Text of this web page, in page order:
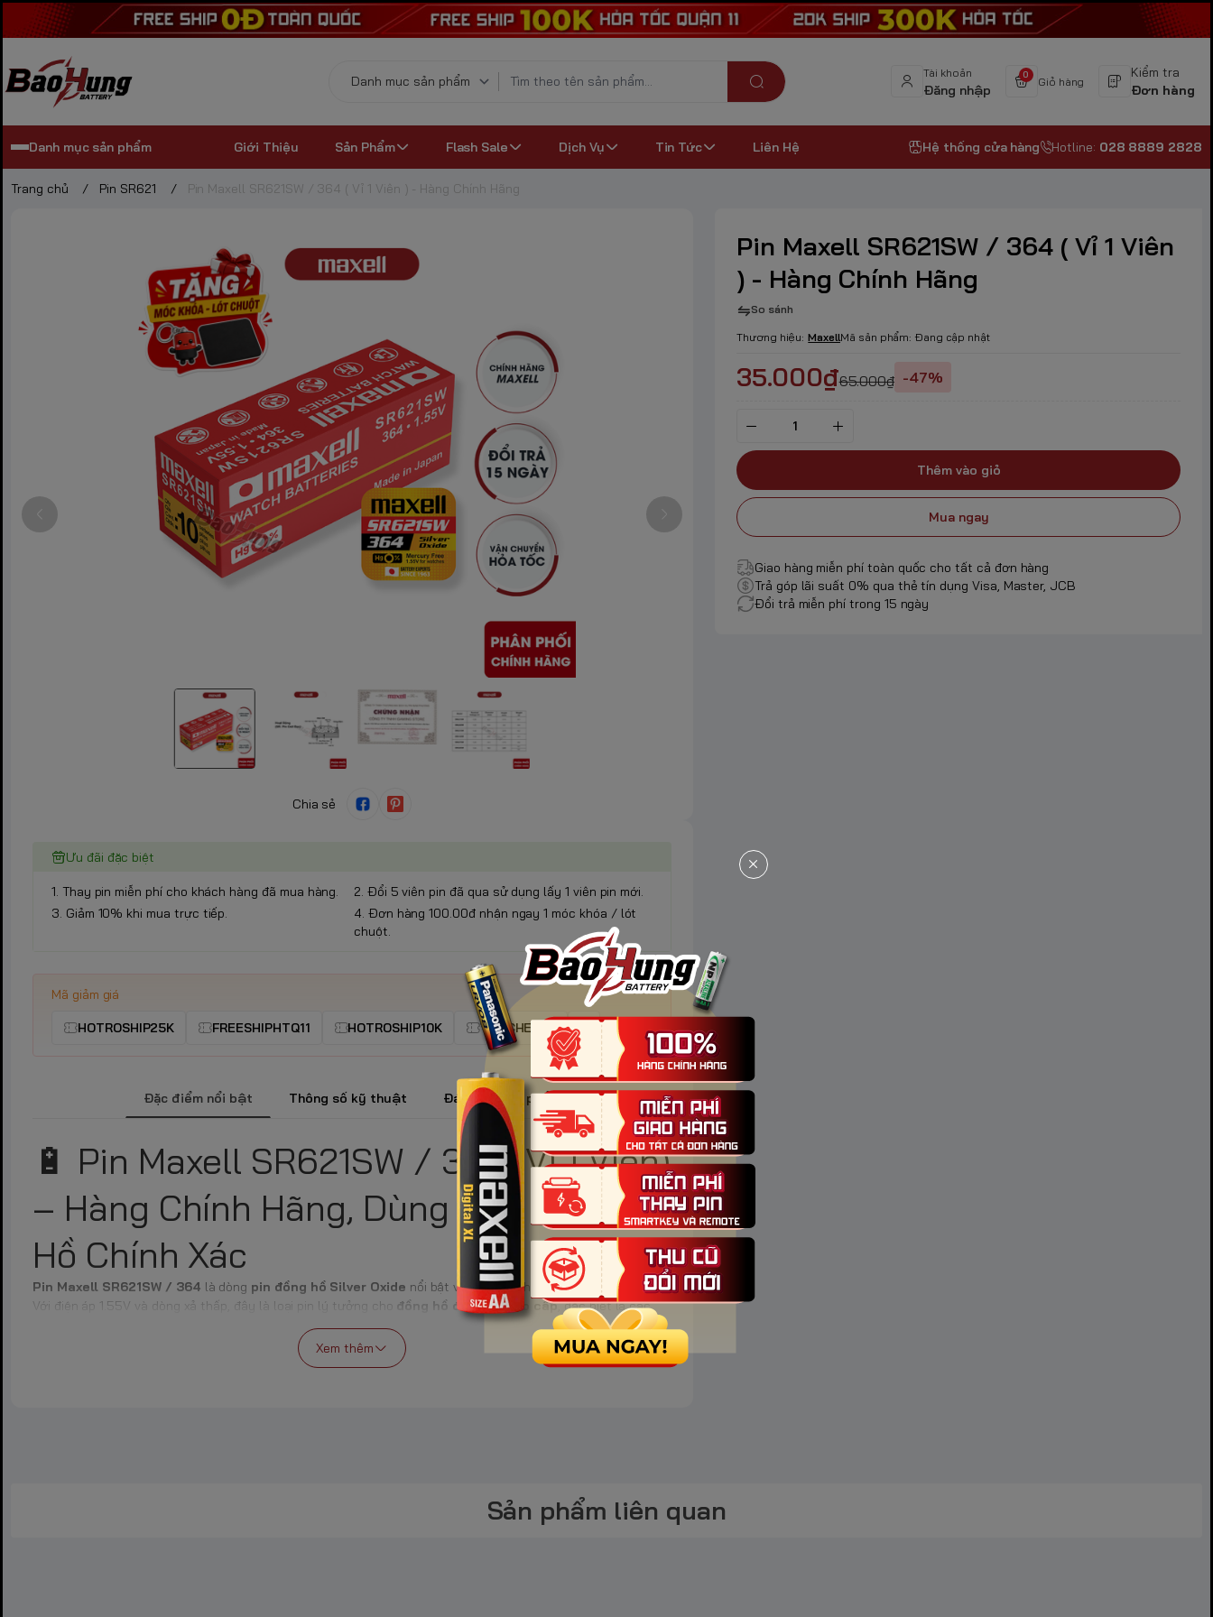
Tài khoản
Đăng nhập
0
Giỏ hàng
Kiểm tra
Đơn hàng
Danh mục sản phẩm Giới Thiệu Sản Phẩm Flash Sale Dịch Vụ Tin Tức Liên Hệ Hệ thống cửa hàng Hotline: 028 8889 2828
Trang chủ / Pin SR621 / Pin Maxell SR621SW / 364 ( Vỉ 1 Viên ) - Hàng Chính Hãng
Chia sẻ
Pin Maxell SR621SW / 364 ( Vỉ 1 Viên
) - Hàng Chính Hãng
So sánh
Thương hiệu: MaxellMã sản phẩm: Đang cập nhật
35.000₫65.000₫ -47%
Thêm vào giỏ
Mua ngay
Giao hàng miễn phí toàn quốc cho tất cả đơn hàng
Trả góp lãi suất 0% qua thẻ tín dụng Visa, Master, JCB
Đổi trả miễn phí trong 15 ngày
Ưu đãi đặc biệt
1. Thay pin miễn phí cho khách hàng đã mua hàng.
2. Đổi 5 viên pin đã qua sử dụng lấy 1 viên pin mới.
3. Giảm 10% khi mua trực tiếp.
4. Đơn hàng 100.00đ nhận ngay 1 móc khóa / lót
chuột.
Mã giảm giá
HOTROSHIP25K FREESHIPHTQ11 HOTROSHIP10K VOUCHER5K
Đặc điểm nổi bật Thông số kỹ thuật Đánh giá sản phẩm
🔋 Pin Maxell SR621SW / 364 (Vỉ 1 Viên)
– Hàng Chính Hãng, Dùng Cho Đồng
Hồ Chính Xác
Pin Maxell SR621SW / 364 là dòng pin đồng hồ Silver Oxide nổi bật về độ ổn định và hiệu suất lâu dài.
Với điện áp 1.55V và dòng xả thấp, đây là loại pin lý tưởng cho
đồng hồ đeo tay cao cấp, đặc biệt là các
dòng đồng hồ Thụy Sĩ và Nhật Bản. Được sản xuất bởi thương hiệu Maxell (Nhật Bản), sản phẩm mang đến độ
📦 Thông Số Kỹ Thuật Pin Maxell
Xem thêm
Sản phẩm liên quan